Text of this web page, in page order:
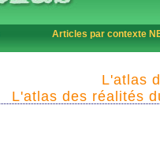
Articles par contexte
L'atlas
L'atlas des réalités